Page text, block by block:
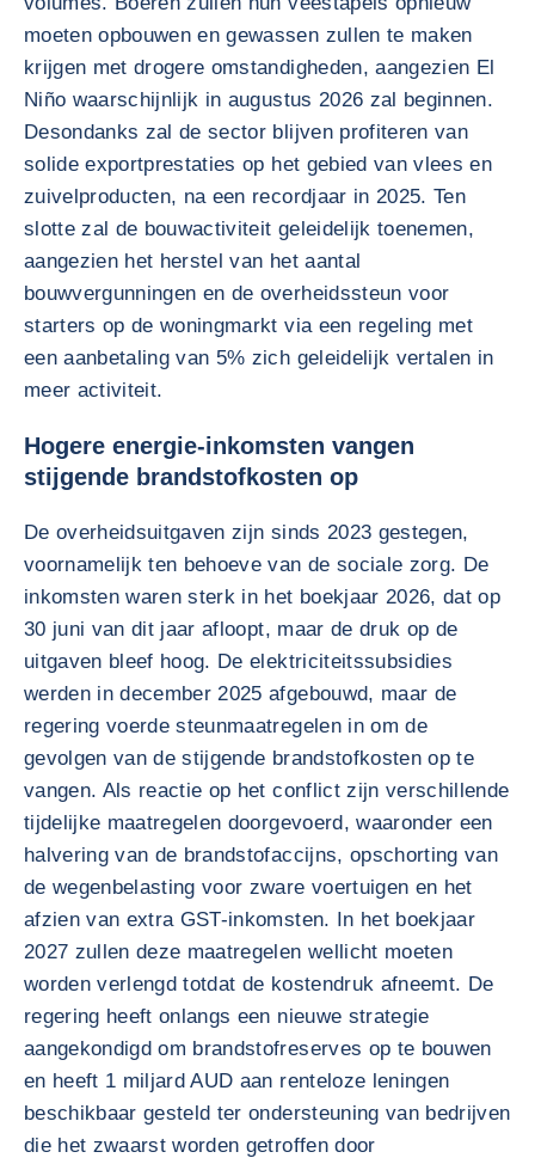
moeten opbouwen en gewassen zullen te maken
krijgen met drogere omstandigheden, aangezien El
Niño waarschijnlijk in augustus 2026 zal beginnen.
Desondanks zal de sector blijven profiteren van
solide exportprestaties op het gebied van vlees en
zuivelproducten, na een recordjaar in 2025. Ten
slotte zal de bouwactiviteit geleidelijk toenemen,
aangezien het herstel van het aantal
bouwvergunningen en de overheidssteun voor
starters op de woningmarkt via een regeling met
een aanbetaling van 5% zich geleidelijk vertalen in
meer activiteit.
Hogere energie-inkomsten vangen
stijgende brandstofkosten op
De overheidsuitgaven zijn sinds 2023 gestegen,
voornamelijk ten behoeve van de sociale zorg. De
inkomsten waren sterk in het boekjaar 2026, dat op
30 juni van dit jaar afloopt, maar de druk op de
uitgaven bleef hoog. De elektriciteitssubsidies
werden in december 2025 afgebouwd, maar de
regering voerde steunmaatregelen in om de
gevolgen van de stijgende brandstofkosten op te
vangen. Als reactie op het conflict zijn verschillende
tijdelijke maatregelen doorgevoerd, waaronder een
halvering van de brandstofaccijns, opschorting van
de wegenbelasting voor zware voertuigen en het
afzien van extra GST-inkomsten. In het boekjaar
2027 zullen deze maatregelen wellicht moeten
worden verlengd totdat de kostendruk afneemt. De
regering heeft onlangs een nieuwe strategie
aangekondigd om brandstofreserves op te bouwen
en heeft 1 miljard AUD aan renteloze leningen
beschikbaar gesteld ter ondersteuning van bedrijven
die het zwaarst worden getroffen door